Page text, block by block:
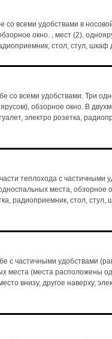
со всеми удобствами в
окно. , мест (2),
стол, стул,
со всеми удобствами. Три
обзорное окно. В
электро розетка,
теплохода с частичными
места, обзорное
радиоприемник, стол, стул,
с частичными удобствами
места (места расположены
внизу, другое наверху,